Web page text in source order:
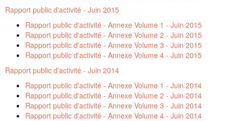
Rapport public d'activité - Juin 2015
Rapport public d'activité - Annexe Volume 1 - Juin 2015
Rapport public d'activité - Annexe Volume 2 - Juin 2015
Rapport public d'activité - Annexe Volume 3 - Juin 2015
Rapport public d'activité - Annexe Volume 4 - Juin 2015
Rapport public d'activité - Juin 2014
Rapport public d'activité - Annexe Volume 1 - Juin 2014
Rapport public d'activité - Annexe Volume 2 - Juin 2014
Rapport public d'activité - Annexe Volume 3 - Juin 2014
Rapport public d'activité - Annexe Volume 4 - Juin 2014